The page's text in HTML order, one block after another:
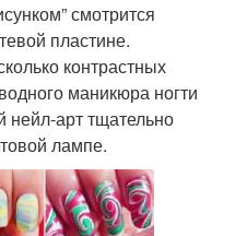
смотрится
пластине.
контрастных
маникюра ногти
нейл-арт тщательно
лампе.